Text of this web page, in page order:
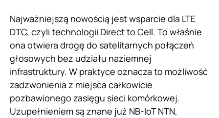
Najważniejszą nowością jest wsparcie dla LTE
DTC, czyli technologii Direct to Cell. To właśnie
ona otwiera drogę do satelitarnych połączeń
głosowych bez udziału naziemnej
infrastruktury. W praktyce oznacza to możliwość
zadzwonienia z miejsca całkowicie
pozbawionego zasięgu sieci komórkowej.
Uzupełnieniem są znane już NB-IoT NTN,